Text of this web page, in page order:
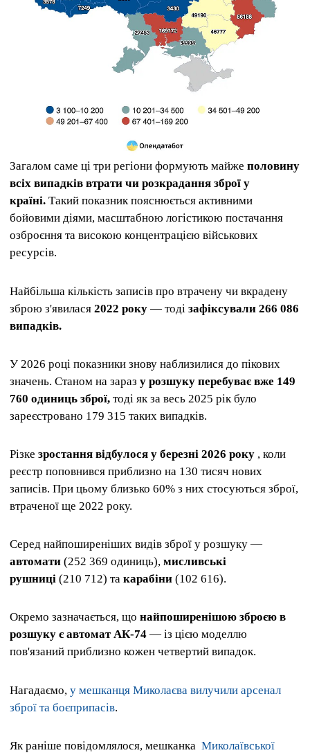
Загалом саме ці три регіони формують майже половину
всіх випадків втрати чи розкрадання зброї у
країні. Такий показник пояснюється активними
бойовими діями, масштабною логістикою постачання
озброєння та високою концентрацією військових
ресурсів.
Найбільша кількість записів про втрачену чи вкрадену
зброю з'явилася 2022 року — тоді зафіксували 266 086
випадків.
У 2026 році показники знову наблизилися до пікових
значень. Станом на зараз у розшуку перебуває вже 149
760 одиниць зброї, тоді як за весь 2025 рік було
зареєстровано 179 315 таких випадків.
Різке зростання відбулося у березні 2026 року , коли
реєстр поповнився приблизно на 130 тисяч нових
записів. При цьому близько 60% з них стосуються зброї,
втраченої ще 2022 року.
Серед найпоширеніших видів зброї у розшуку —
автомати (252 369 одиниць), мисливські
рушниці (210 712) та карабіни (102 616).
Окремо зазначається, що найпоширенішою зброєю в
розшуку є автомат АК-74 — із цією моделлю
пов'язаний приблизно кожен четвертий випадок.
Нагадаємо, у мешканця Миколаєва вилучили арсенал
зброї та боєприпасів.
Як раніше повідомлялося, мешканка Миколаївської